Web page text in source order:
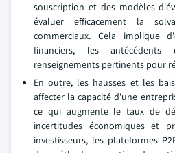
souscription et des modèles
évaluer efficacement la
commerciaux. Cela implique
financiers, les
renseignements pertinents pour
En outre, les hausses et les
affecter la capacité d'une
ce qui augmente le taux de
incertitudes économiques et
investisseurs, les plateformes